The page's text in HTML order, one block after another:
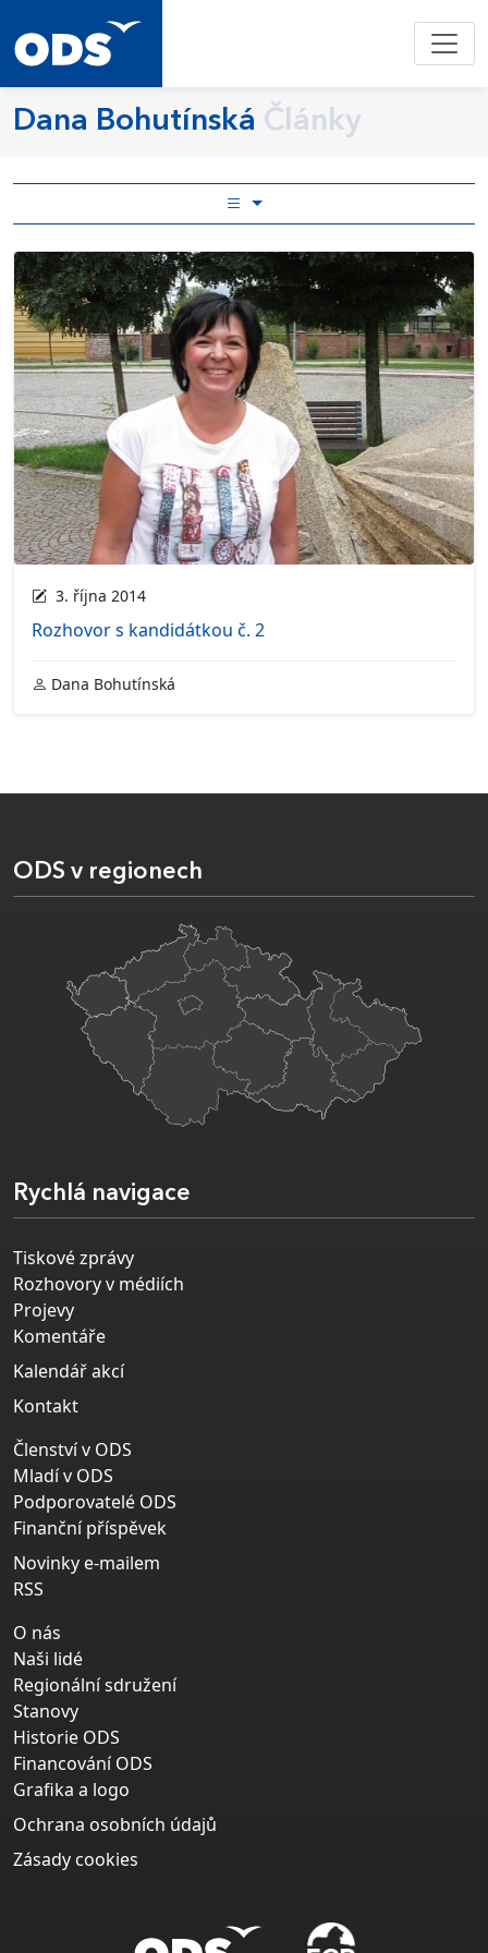
Dana Bohutínská Články
3. října 2014
Rozhovor s kandidátkou č. 2
Dana Bohutínská
ODS v regionech
Rychlá navigace
Tiskové zprávy
Rozhovory v médiích
Projevy
Komentáře
Kalendář akcí
Kontakt
Členství v ODS
Mladí v ODS
Podporovatelé ODS
Finanční příspěvek
Novinky e-mailem
RSS
O nás
Naši lidé
Regionální sdružení
Stanovy
Historie ODS
Financování ODS
Grafika a logo
Ochrana osobních údajů
Zásady cookies